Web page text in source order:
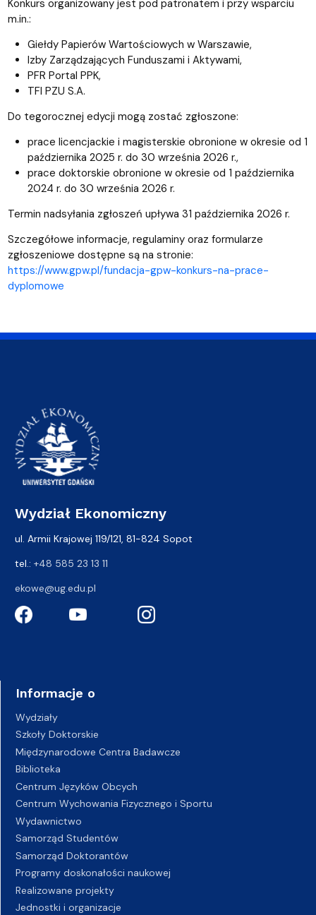
Konkurs organizowany jest pod patronatem i przy wsparciu
m.in.:
Giełdy Papierów Wartościowych w Warszawie,
Izby Zarządzających Funduszami i Aktywami,
PFR Portal PPK,
TFI PZU S.A.
Do tegorocznej edycji mogą zostać zgłoszone:
prace licencjackie i magisterskie obronione w okresie od 1
października 2025 r. do 30 września 2026 r.,
prace doktorskie obronione w okresie od 1 października
2024 r. do 30 września 2026 r.
Termin nadsyłania zgłoszeń upływa 31 października 2026 r.
Szczegółowe informacje, regulaminy oraz formularze
zgłoszeniowe dostępne są na stronie:
https://www.gpw.pl/fundacja-gpw-konkurs-na-prace-
dyplomowe
Wydział Ekonomiczny
ul. Armii Krajowej 119/121, 81-824 Sopot
tel.: +48 585 23 13 11
ekowe@ug.edu.pl
Informacje o
Wydziały
Szkoły Doktorskie
Międzynarodowe Centra Badawcze
Biblioteka
Centrum Języków Obcych
Centrum Wychowania Fizycznego i Sportu
Wydawnictwo
Samorząd Studentów
Samorząd Doktorantów
Programy doskonałości naukowej
Realizowane projekty
Jednostki i organizacje